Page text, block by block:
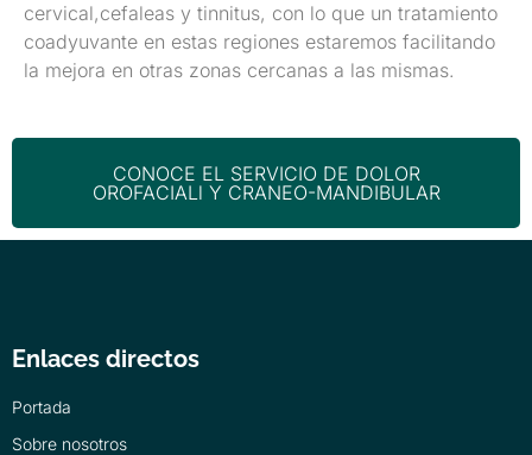
cervical,cefaleas y tinnitus, con lo que un tratamiento
coadyuvante en estas regiones estaremos facilitando
la mejora en otras zonas cercanas a las mismas.
CONOCE EL SERVICIO DE DOLOR
OROFACIALl Y CRANEO-MANDIBULAR
Enlaces directos
Portada
Sobre nosotros